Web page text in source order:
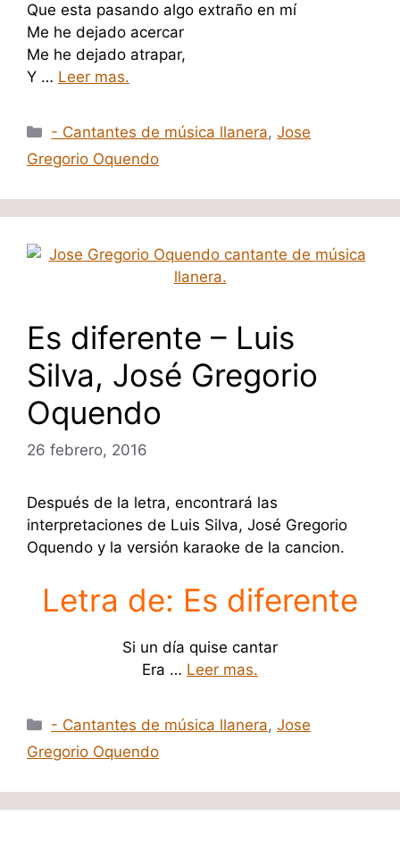
Que esta pasando algo extraño en mí
Me he dejado acercar
Me he dejado atrapar,
Y … Leer mas.
Categorías
- Cantantes de música llanera,Jose
Gregorio Oquendo
Es diferente – Luis
Silva, José Gregorio
Oquendo
26 febrero, 2016
Después de la letra, encontrará las
interpretaciones de Luis Silva, José Gregorio
Oquendo y la versión karaoke de la cancion.
Letra de: Es diferente
Si un día quise cantar
Era … Leer mas.
Categorías
- Cantantes de música llanera,Jose
Gregorio Oquendo